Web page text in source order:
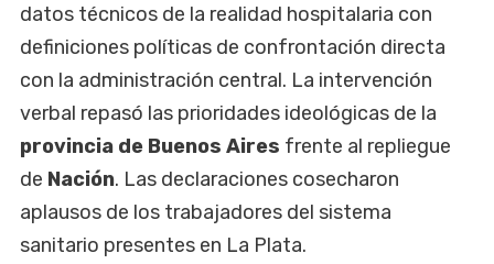
datos técnicos de la realidad hospitalaria con
definiciones políticas de confrontación directa
con la administración central. La intervención
verbal repasó las prioridades ideológicas de la
provincia de Buenos Aires frente al repliegue
de Nación. Las declaraciones cosecharon
aplausos de los trabajadores del sistema
sanitario presentes en La Plata.